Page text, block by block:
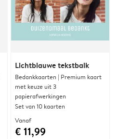
Lichtblauwe tekstbalk
Bedankkaarten | Premium kaart
met keuze uit 3
papierafwerkingen
Set van 10 kaarten
Vanaf
€ 11,99